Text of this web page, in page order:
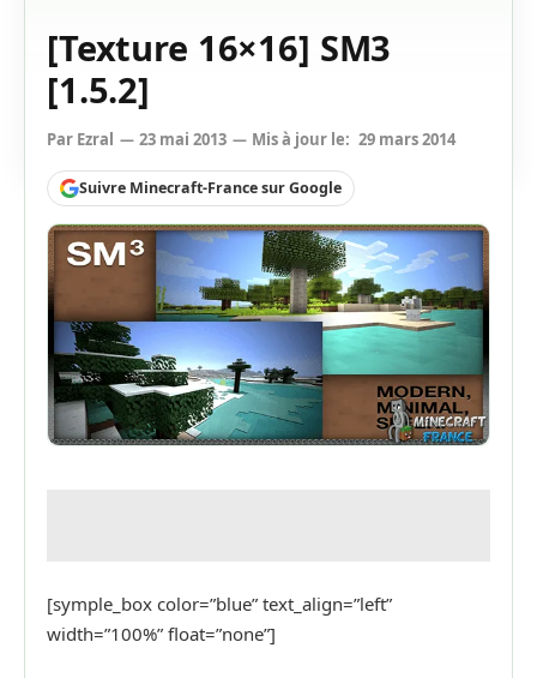
[Texture 16×16] SM3
[1.5.2]
Par Ezral 23 mai 2013 Mis à jour le: 29 mars 2014
Suivre Minecraft-France sur Google
[symple_box color=”blue” text_align=”left”
width=”100%” float=”none”]